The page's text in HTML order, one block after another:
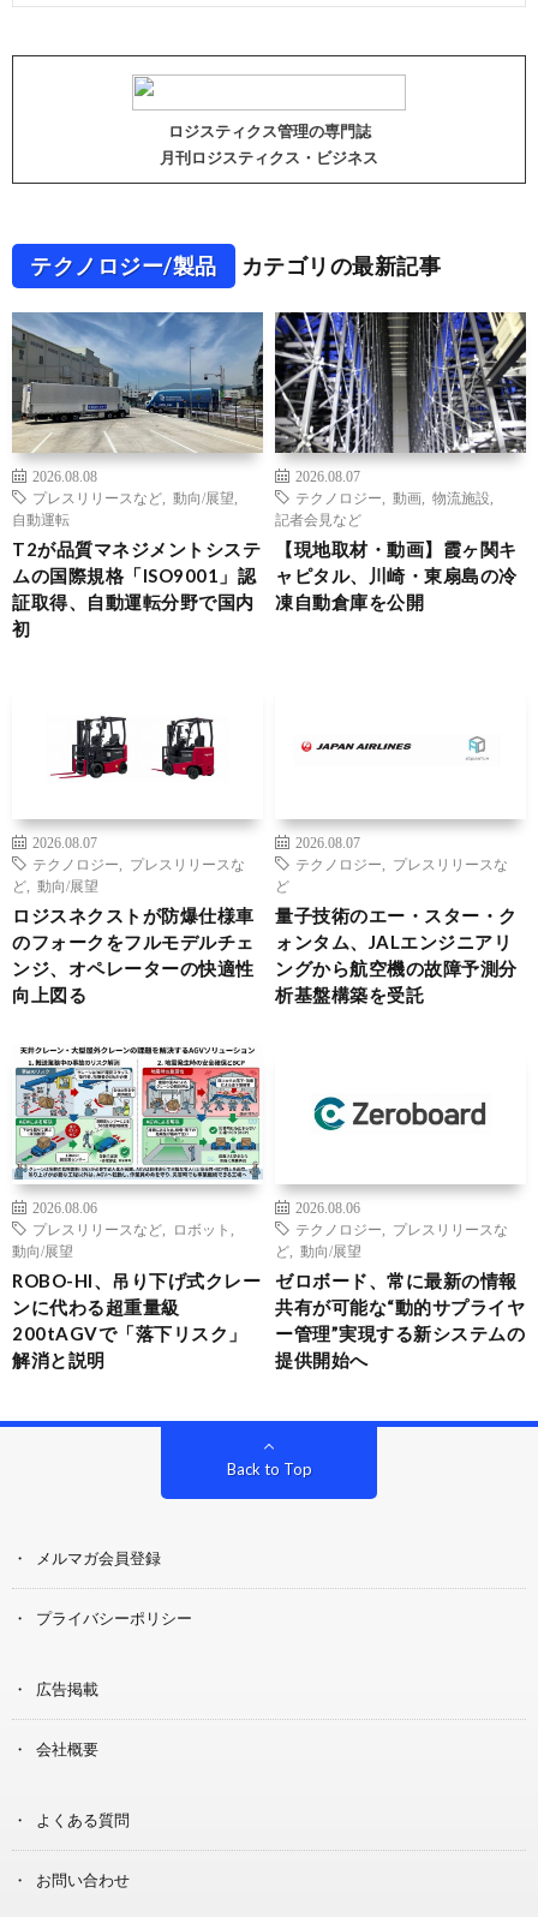
ロジスティクス管理の専門誌
月刊ロジスティクス・ビジネス
テクノロジー/製品 カテゴリの最新記事
2026.08.08
プレスリリースなど
動向/展望
自動運転
T2が品質マネジメントシステ
ムの国際規格「ISO9001」認
証取得、自動運転分野で国内
初
2026.08.07
テクノロジー
動画 物流施設
記者会見など
【現地取材・動画】霞ヶ関キ
ャピタル、川崎・東扇島の冷
凍自動倉庫を公開
2026.08.07
テクノロジー
プレスリリースな
ど
動向/展望
ロジスネクストが防爆仕様車
のフォークをフルモデルチェ
ンジ、オペレーターの快適性
向上図る
2026.08.07
テクノロジー
プレスリリースな
ど
量子技術のエー・スター・ク
ォンタム、JALエンジニアリ
ングから航空機の故障予測分
析基盤構築を受託
2026.08.06
プレスリリースなど
ロボット
動向/展望
ROBO-HI、吊り下げ式クレー
ンに代わる超重量級
200tAGVで「落下リスク」
解消と説明
2026.08.06
テクノロジー
プレスリリースな
ど
動向/展望
ゼロボード、常に最新の情報
共有が可能な“動的サプライヤ
ー管理”実現する新システムの
提供開始へ
Back to Top
メルマガ会員登録
プライバシーポリシー
広告掲載
会社概要
よくある質問
お問い合わせ